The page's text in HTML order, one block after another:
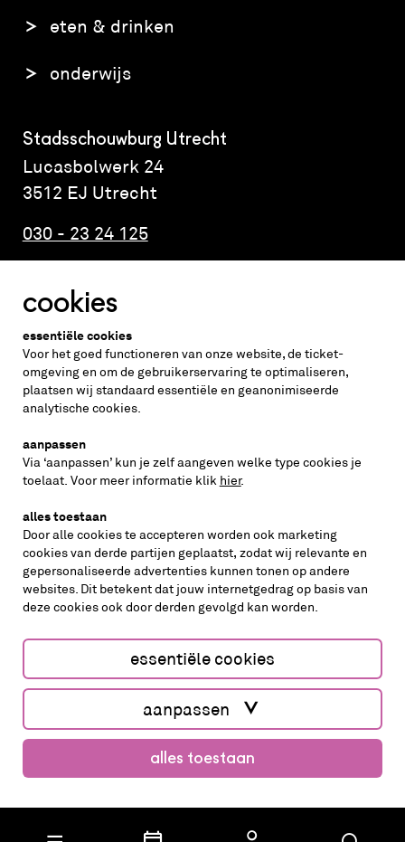
koop kaarten
eten & drinken
onderwijs
Stadsschouwburg Utrecht
Lucasbolwerk 24
3512 EJ Utrecht
030 - 23 24 125
Altijd weten wat er speelt?
vraag de nieuwsbrief aan
inschrijven
volg ons op
cookies aanpassen cookies/privacy
Website by The Cre8ion.Lab
cookies
essentiële cookies
Voor het goed functioneren van onze website, de ticket-
omgeving en om de gebruikerservaring te optimaliseren,
plaatsen wij standaard essentiële en geanonimiseerde
analytische cookies.
aanpassen
Via ‘aanpassen’ kun je zelf aangeven welke type cookies je
toelaat. Voor meer informatie klik hier.
alles toestaan
Door alle cookies te accepteren worden ook marketing
cookies van derde partijen geplaatst, zodat wij relevante en
gepersonaliseerde advertenties kunnen tonen op andere
websites. Dit betekent dat jouw internetgedrag op basis van
deze cookies ook door derden gevolgd kan worden.
essentiële cookies
aanpassen
alles toestaan